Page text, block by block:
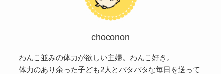
choconon
わんこ並みの体力が欲しい主婦。わんこ好き。
体力のあり余った子ども2人とバタバタな毎日を送って